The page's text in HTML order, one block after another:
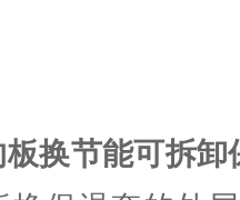
换节能可拆卸